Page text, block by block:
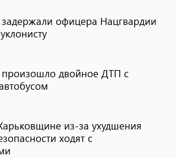
офицера Нацгвардии
произошло двойное ДТП с
из-за ухудшения
ходят с